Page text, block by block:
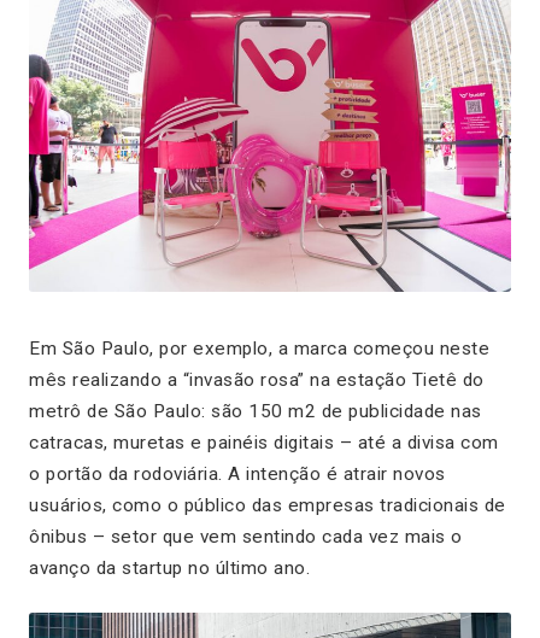
Em São Paulo, por exemplo, a marca começou neste
mês realizando a “invasão rosa” na estação Tietê do
metrô de São Paulo: são 150 m2 de publicidade nas
catracas, muretas e painéis digitais – até a divisa com
o portão da rodoviária. A intenção é atrair novos
usuários, como o público das empresas tradicionais de
ônibus – setor que vem sentindo cada vez mais o
avanço da startup no último ano.